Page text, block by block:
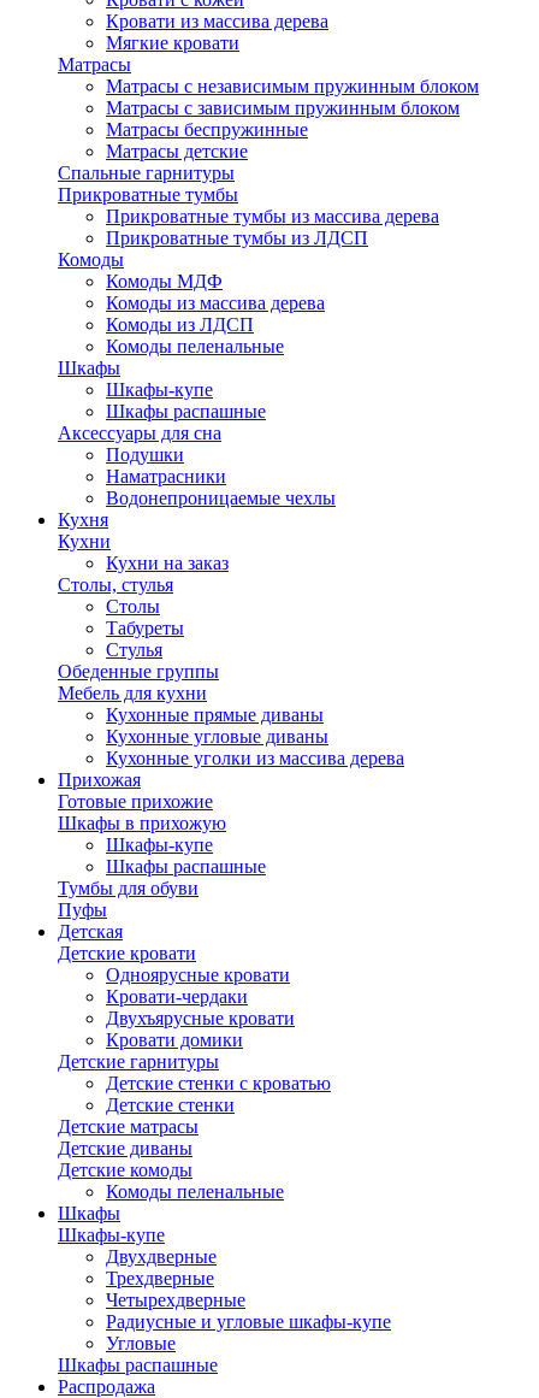
Кровати из массива дерева
Мягкие кровати
Матрасы
Матрасы с независимым пружинным блоком
Матрасы с зависимым пружинным блоком
Матрасы беспружинные
Матрасы детские
Спальные гарнитуры
Прикроватные тумбы
Прикроватные тумбы из массива дерева
Прикроватные тумбы из ЛДСП
Комоды
Комоды МДФ
Комоды из массива дерева
Комоды из ЛДСП
Комоды пеленальные
Шкафы
Шкафы-купе
Шкафы распашные
Аксессуары для сна
Подушки
Наматрасники
Водонепроницаемые чехлы
Кухня
Кухни
Кухни на заказ
Столы, стулья
Столы
Табуреты
Стулья
Обеденные группы
Мебель для кухни
Кухонные прямые диваны
Кухонные угловые диваны
Кухонные уголки из массива дерева
Прихожая
Готовые прихожие
Шкафы в прихожую
Шкафы-купе
Шкафы распашные
Тумбы для обуви
Пуфы
Детская
Детские кровати
Одноярусные кровати
Кровати-чердаки
Двухъярусные кровати
Кровати домики
Детские гарнитуры
Детские стенки с кроватью
Детские стенки
Детские матрасы
Детские диваны
Детские комоды
Комоды пеленальные
Шкафы
Шкафы-купе
Двухдверные
Трехдверные
Четырехдверные
Радиусные и угловые шкафы-купе
Угловые
Шкафы распашные
Распродажа